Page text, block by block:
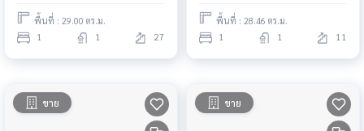
LD026
พื้นที่ : 29.00 ตร.ม.
1 1 27
พื้นที่ : 28.46 ตร.ม.
1 1 11
ขาย ขาย